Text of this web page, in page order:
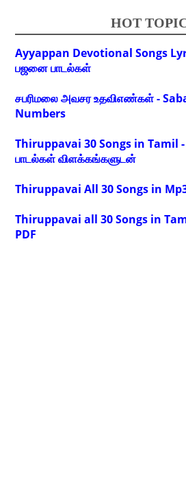
HOT
Ayyappan Devotional Songs
பஜனை பாடல்கள்
சபரிமலை அவசர உதவிஎண்கள் -
Numbers
Thiruppavai 30 Songs in Tamil -
பாடல்கள் விளக்கங்களுடன்
Thiruppavai All 30 Songs in
Thiruppavai all 30 Songs in
PDF